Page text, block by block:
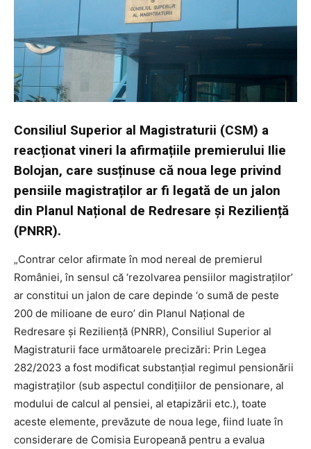
Consiliul Superior al Magistraturii (CSM) a
reacționat vineri la afirmațiile premierului Ilie
Bolojan, care susținuse că noua lege privind
pensiile magistraților ar fi legată de un jalon
din Planul Național de Redresare și Reziliență
(PNRR).
„Contrar celor afirmate în mod nereal de premierul
României, în sensul că ‘rezolvarea pensiilor magistraților’
ar constitui un jalon de care depinde ‘o sumă de peste
200 de milioane de euro’ din Planul Național de
Redresare și Reziliență (PNRR), Consiliul Superior al
Magistraturii face următoarele precizări: Prin Legea
282/2023 a fost modificat substanțial regimul pensionării
magistraților (sub aspectul condițiilor de pensionare, al
modului de calcul al pensiei, al etapizării etc.), toate
aceste elemente, prevăzute de noua lege, fiind luate în
considerare de Comisia Europeană pentru a evalua